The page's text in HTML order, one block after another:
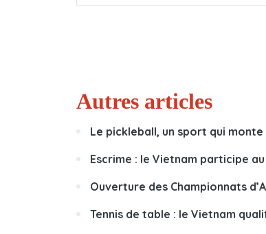
Autres articles
Le pickleball, un sport qui monte
Escrime : le Vietnam participe
Ouverture des Championnats
Tennis de table : le Vietnam